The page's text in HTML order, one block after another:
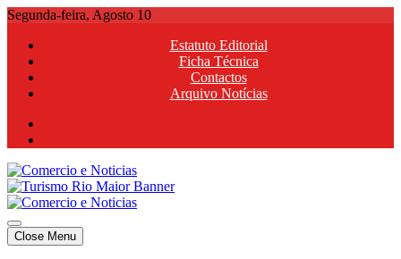
Skip
content
Segunda-feira, Agosto 10
Estatuto Editorial
Ficha Técnica
Contactos
Arquivo Notícias
Comercio e Noticias
Notícias e Publicidade Online
Comercio e Noticias
Notícias e Publicidade Online
Close Menu